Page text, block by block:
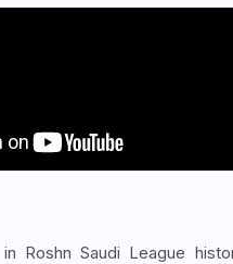
Roshn Saudi League